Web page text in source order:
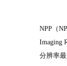
NPP（
Imaging
分辨率